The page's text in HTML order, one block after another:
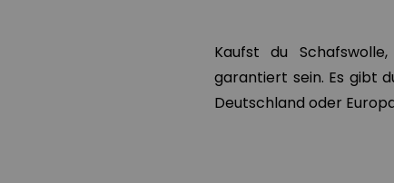
Kaufst du
garantiert sein. Es gibt
Deutschland oder